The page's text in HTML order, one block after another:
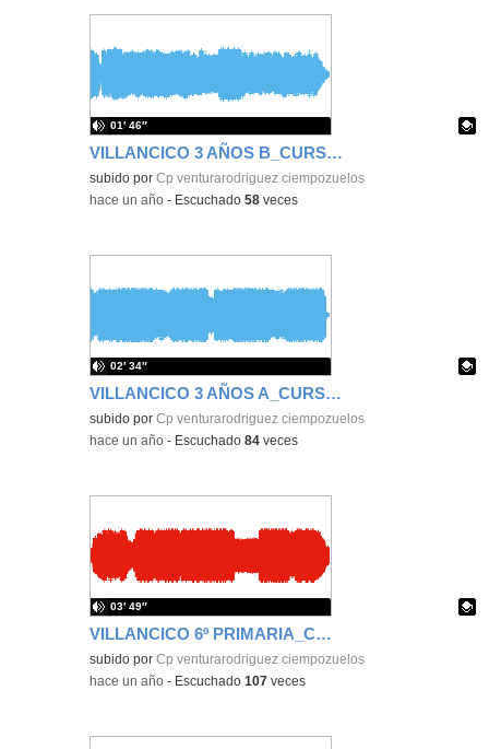
VILLANCICO 3 AÑOS B_CURSO 2024_2025
Contenido educativo.
subido porCp venturarodriguez ciempozuelos
01′ 46″
-hace un año - Escuchado58 veces
VILLANCICO 3 AÑOS A_CURSO 2024_2025
Contenido educativo.
subido porCp venturarodriguez ciempozuelos
02′ 34″
-hace un año - Escuchado84 veces
VILLANCICO 6º PRIMARIA_CURSO 2024_2025
Contenido educativo.
subido porCp venturarodriguez ciempozuelos
03′ 49″
-hace un año - Escuchado107 veces